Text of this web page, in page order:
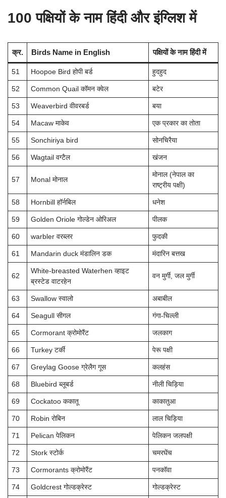
100 पक्षियों के नाम हिंदी और इंग्लिश में
क्र. Birds Name in English पक्षियों के नाम हिंदी में
51 Hoopoe Bird होपी बर्ड हुदहुद
52 Common Quail कॉमन क्वेल बटेर
53 Weaverbird वीवरबर्ड बया
54 Macaw माकेव एक प्रकार का तोता
55 Sonchiriya bird सोनचिरैया
56 Wagtail वग्टैल खंजन
57 Monal मोनाल
मोनाल (नेपाल का
राष्ट्रीय पक्षी)
58 Hornbill हॉर्नबिल धनेश
59 Golden Oriole गोल्डेन ओरिअल पीलक
60 warbler वरब्लर फुदकी
61 Mandarin duck मंडालिन डक मंदारिन बत्तख
62
White-breasted Waterhen व्हाइट
ब्रस्टेड वाटरहेन
वन मुर्गी, जल मुर्गी
63 Swallow स्वालो अबाबील
64 Seagull सीगल गंगा-चिल्ली
65 Cormorant क्रोमोरैंट जलकाग
66 Turkey टर्की पेरू पक्षी
67 Greylag Goose ग्रेलैग गूस कलहंस
68 Bluebird ब्लूबर्ड नीली चिड़िया
69 Cockatoo ककातू काकातुआ
70 Robin रोबिन लाल चिड़िया
71 Pelican पेलिकन पेलिकन जलपक्षी
72 Stork स्टोर्क चमरघेंच
73 Cormorants क्रोमोरैंट पनकॉवा
74 Goldcrest गोल्डक्रेस्ट गोल्डक्रेस्ट